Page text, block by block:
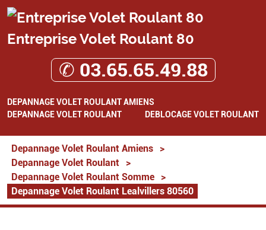
Entreprise Volet Roulant 80
✆ 03.65.65.49.88
DEPANNAGE VOLET ROULANT AMIENS
DEPANNAGE VOLET ROULANT
DEBLOCAGE VOLET ROULANT
Depannage Volet Roulant Amiens
>
Depannage Volet Roulant
>
Depannage Volet Roulant Somme
>
Depannage Volet Roulant Lealvillers 80560